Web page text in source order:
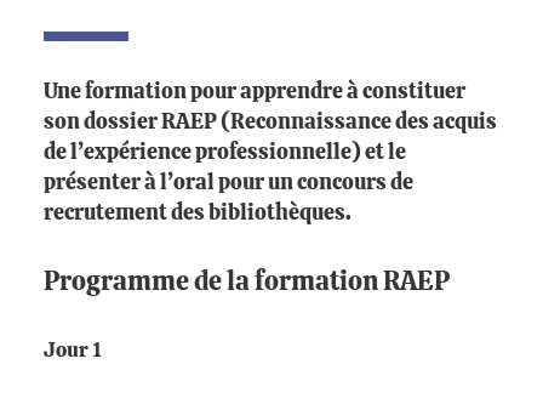
Une formation pour apprendre à constituer
son dossier RAEP (Reconnaissance des acquis
de l’expérience professionnelle) et le
présenter à l’oral pour un concours de
recrutement des bibliothèques.
Programme de la formation RAEP
Jour 1